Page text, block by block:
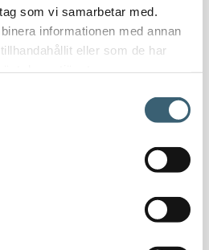
som vi samarbetar med.
informationen med annan
eller som de har